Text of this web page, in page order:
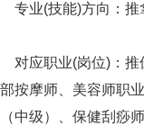
专业(技能)方向：推
对应职业(岗位)：推
部按摩师、美容师职
（中级）、保健刮痧